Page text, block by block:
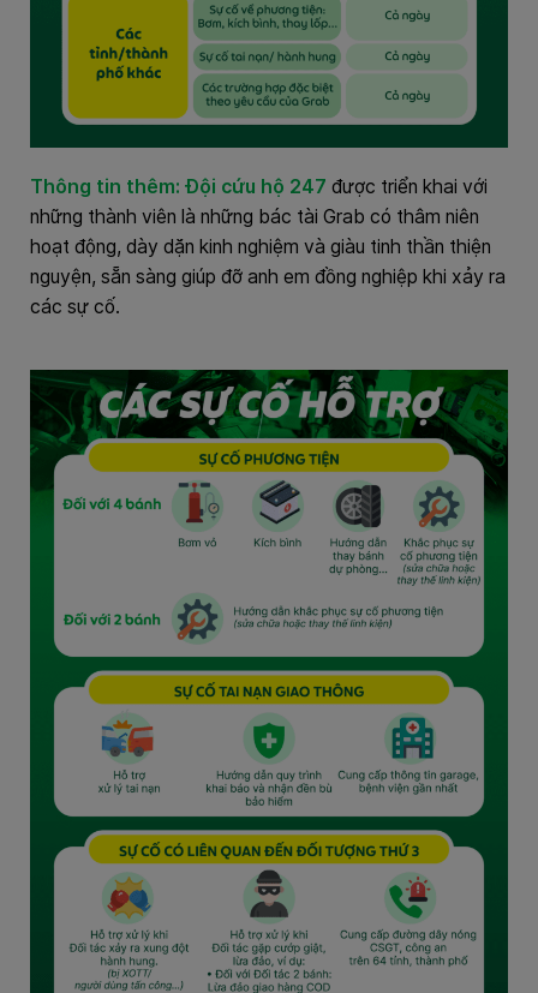
Thông tin thêm: Đội cứu hộ 247 được triển khai với
những thành viên là những bác tài Grab có thâm niên
hoạt động, dày dặn kinh nghiệm và giàu tinh thần thiện
nguyện, sẵn sàng giúp đỡ anh em đồng nghiệp khi xảy ra
các sự cố.